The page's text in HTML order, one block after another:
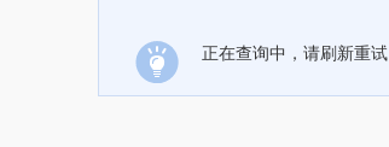
正在查询中，请刷新重试